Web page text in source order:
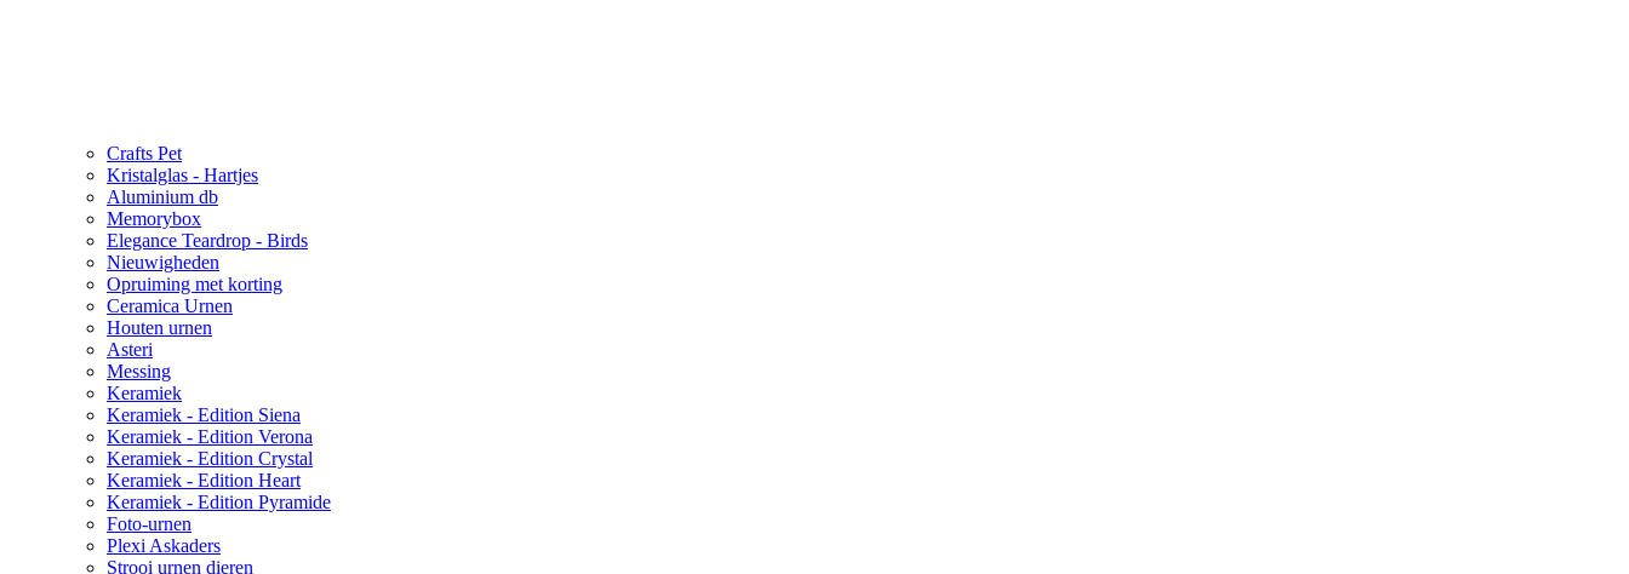
Crafts Pet
Kristalglas - Hartjes
Aluminium db
Memorybox
Elegance Teardrop - Birds
Nieuwigheden
Opruiming met korting
Ceramica Urnen
Houten urnen
Asteri
Messing
Keramiek
Keramiek - Edition Siena
Keramiek - Edition Verona
Keramiek - Edition Crystal
Keramiek - Edition Heart
Keramiek - Edition Pyramide
Foto-urnen
Plexi Askaders
Strooi urnen dieren